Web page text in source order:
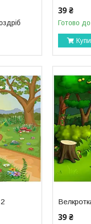
39 ₴
Готово до
39 ₴